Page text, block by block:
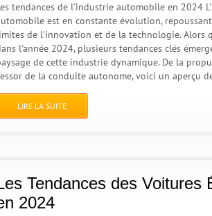
tendances de l'industrie automobile en 2024
est en constante évolution, repoussant
de l'innovation et de la technologie. Alors
l'année 2024, plusieurs tendances clés
de cette industrie dynamique. De la
de la conduite autonome, voici un aperçu
LIRE LA SUITE
Tendances des Voitures
2024